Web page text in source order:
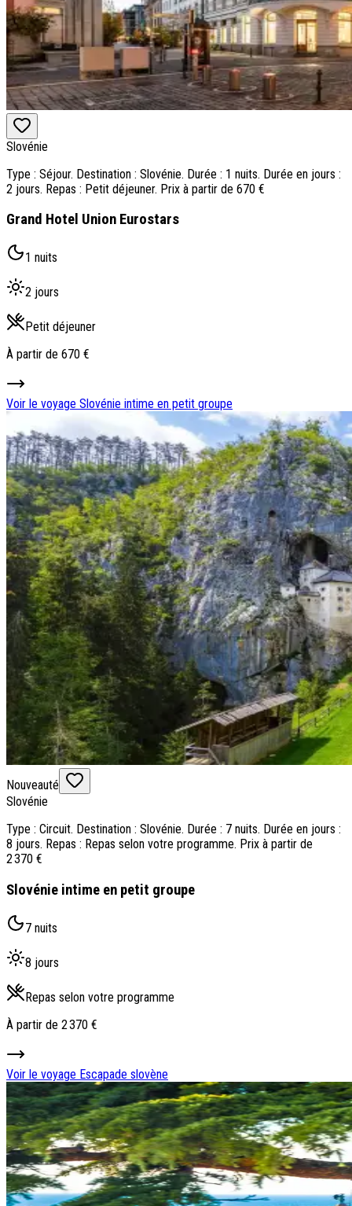
Slovénie
Type : Séjour. Destination : Slovénie. Durée : 1 nuits. Durée en jours :
2 jours. Repas : Petit déjeuner. Prix à partir de 670 €
Grand Hotel Union Eurostars
1 nuits
2 jours
Petit déjeuner
À partir de 670 €
Voir le voyage Slovénie intime en petit groupe
Nouveauté
Slovénie
Type : Circuit. Destination : Slovénie. Durée : 7 nuits. Durée en jours :
8 jours. Repas : Repas selon votre programme. Prix à partir de
2 370 €
Slovénie intime en petit groupe
7 nuits
8 jours
Repas selon votre programme
À partir de 2 370 €
Voir le voyage Escapade slovène